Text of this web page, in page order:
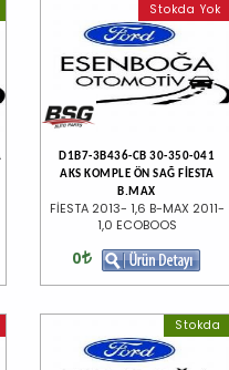
Stokda Yok
D1B7-3B436-CB 30-350-041
AKS KOMPLE ÖN SAĞ FİESTA
B.MAX
FİESTA 2013- 1,6 B-MAX 2011-
1,0 ECOBOOS
0
Stokda